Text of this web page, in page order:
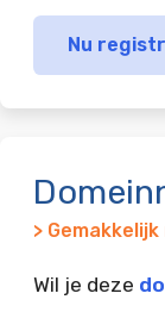
Nu
>
Wil je deze